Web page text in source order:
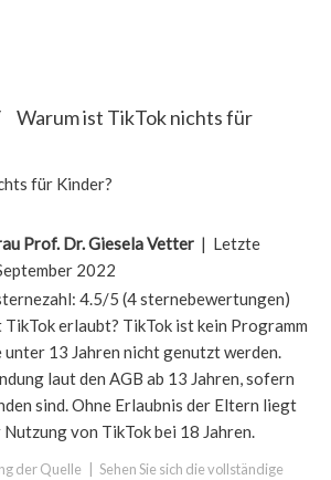
Warum ist TikTok nichts für
für Kinder?
Prof. Dr. Giesela Vetter | Letzte
2022
4.5/5 (4 sternebewertungen)
erlaubt? TikTok ist kein Programm
13 Jahren nicht genutzt werden.
laut den AGB ab 13 Jahren, sofern
sind. Ohne Erlaubnis der Eltern liegt
von TikTok bei 18 Jahren.
der Quelle Sehen Sie sich die vollständige